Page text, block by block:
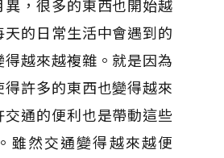
異，很多的東西也開始越
的日常生活中會遇到的
得越來越複雜。就是因為
得許多的東西也變得越來
通的便利也是帶動這些
雖然交通變得越來越便